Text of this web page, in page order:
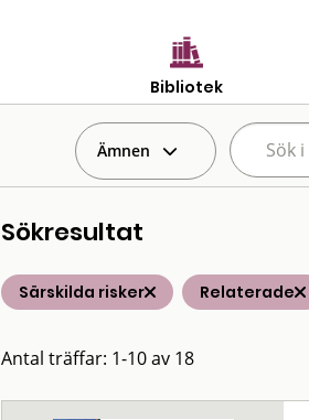
Bibliotek
Ämnen
Sökresultat
Särskilda risker Relaterade
Antal träffar: 1-10 av 18